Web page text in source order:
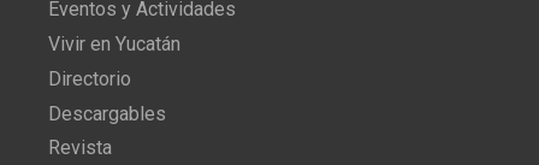
Eventos y Actividades
Vivir en Yucatán
Directorio
Descargables
Revista